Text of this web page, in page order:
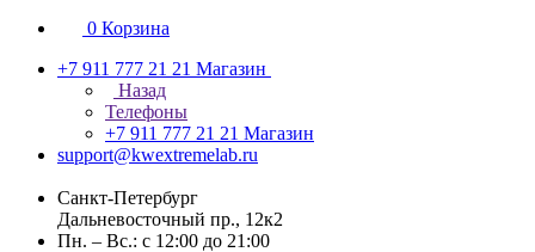
0 Корзина
+7 911 777 21 21 Магазин
Назад
Телефоны
+7 911 777 21 21 Магазин
support@kwextremelab.ru
Санкт-Петербург
Дальневосточный пр., 12к2
Пн. – Вс.: с 12:00 до 21:00